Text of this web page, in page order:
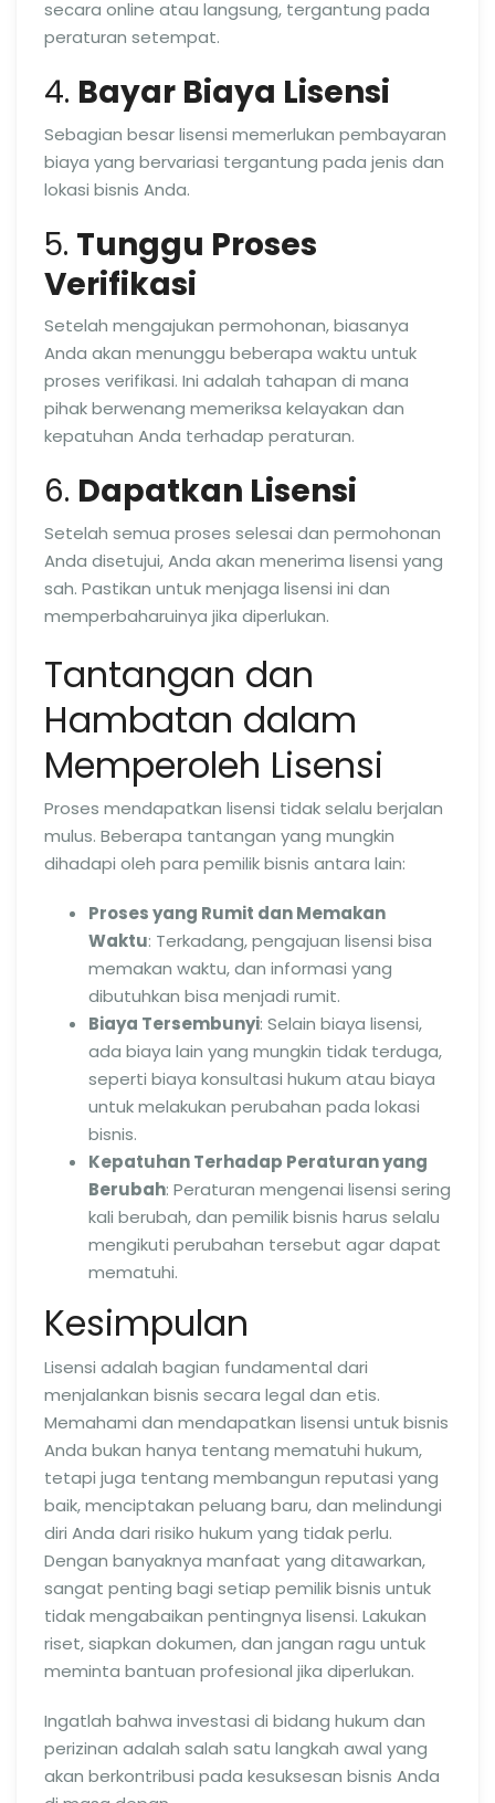
secara online atau langsung, tergantung pada
peraturan setempat.
4. Bayar Biaya Lisensi
Sebagian besar lisensi memerlukan pembayaran
biaya yang bervariasi tergantung pada jenis dan
lokasi bisnis Anda.
5. Tunggu Proses
Verifikasi
Setelah mengajukan permohonan, biasanya
Anda akan menunggu beberapa waktu untuk
proses verifikasi. Ini adalah tahapan di mana
pihak berwenang memeriksa kelayakan dan
kepatuhan Anda terhadap peraturan.
6. Dapatkan Lisensi
Setelah semua proses selesai dan permohonan
Anda disetujui, Anda akan menerima lisensi yang
sah. Pastikan untuk menjaga lisensi ini dan
memperbaharuinya jika diperlukan.
Tantangan dan
Hambatan dalam
Memperoleh Lisensi
Proses mendapatkan lisensi tidak selalu berjalan
mulus. Beberapa tantangan yang mungkin
dihadapi oleh para pemilik bisnis antara lain:
Proses yang Rumit dan Memakan
Waktu: Terkadang, pengajuan lisensi bisa
memakan waktu, dan informasi yang
dibutuhkan bisa menjadi rumit.
Biaya Tersembunyi: Selain biaya lisensi,
ada biaya lain yang mungkin tidak terduga,
seperti biaya konsultasi hukum atau biaya
untuk melakukan perubahan pada lokasi
bisnis.
Kepatuhan Terhadap Peraturan yang
Berubah: Peraturan mengenai lisensi sering
kali berubah, dan pemilik bisnis harus selalu
mengikuti perubahan tersebut agar dapat
mematuhi.
Kesimpulan
Lisensi adalah bagian fundamental dari
menjalankan bisnis secara legal dan etis.
Memahami dan mendapatkan lisensi untuk bisnis
Anda bukan hanya tentang mematuhi hukum,
tetapi juga tentang membangun reputasi yang
baik, menciptakan peluang baru, dan melindungi
diri Anda dari risiko hukum yang tidak perlu.
Dengan banyaknya manfaat yang ditawarkan,
sangat penting bagi setiap pemilik bisnis untuk
tidak mengabaikan pentingnya lisensi. Lakukan
riset, siapkan dokumen, dan jangan ragu untuk
meminta bantuan profesional jika diperlukan.
Ingatlah bahwa investasi di bidang hukum dan
perizinan adalah salah satu langkah awal yang
akan berkontribusi pada kesuksesan bisnis Anda